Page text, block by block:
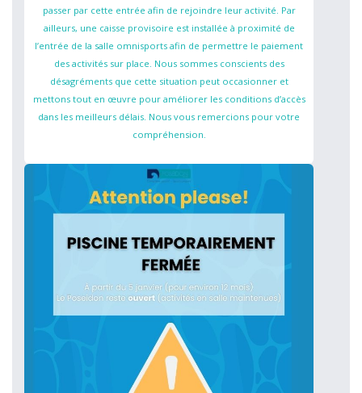
passer par cette entrée afin de rejoindre leur activité. Par
ailleurs, une caisse provisoire est installée à proximité de
l’entrée de la salle omnisports afin de permettre le paiement
des activités sur place. Nous sommes conscients des
désagréments que cette situation peut occasionner et
mettons tout en œuvre pour améliorer les conditions d’accès
dans les meilleurs délais. Nous vous remercions pour votre
compréhension.